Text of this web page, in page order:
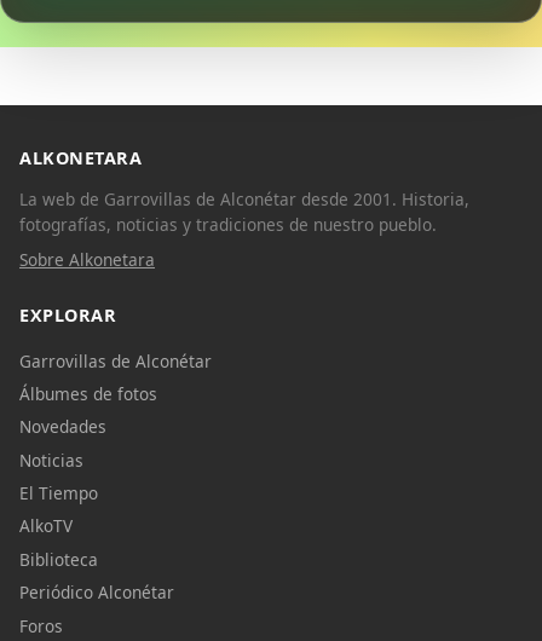
ALKONETARA
La web de Garrovillas de Alconétar desde 2001. Historia,
fotografías, noticias y tradiciones de nuestro pueblo.
Sobre Alkonetara
EXPLORAR
Garrovillas de Alconétar
Álbumes de fotos
Novedades
Noticias
El Tiempo
AlkoTV
Biblioteca
Periódico Alconétar
Foros